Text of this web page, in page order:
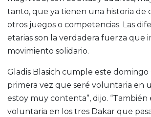
tanto, que ya tienen una historia de
otros juegos o competencias. Las
etarias son la verdadera fuerza que
movimiento solidario.
Gladis Blasich cumple este domingo
primera vez que seré voluntaria en
estoy muy contenta”, dijo.
voluntaria en los tres Dakar que